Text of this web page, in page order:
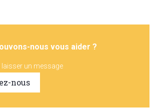
nous vous aider ?
un message
nous